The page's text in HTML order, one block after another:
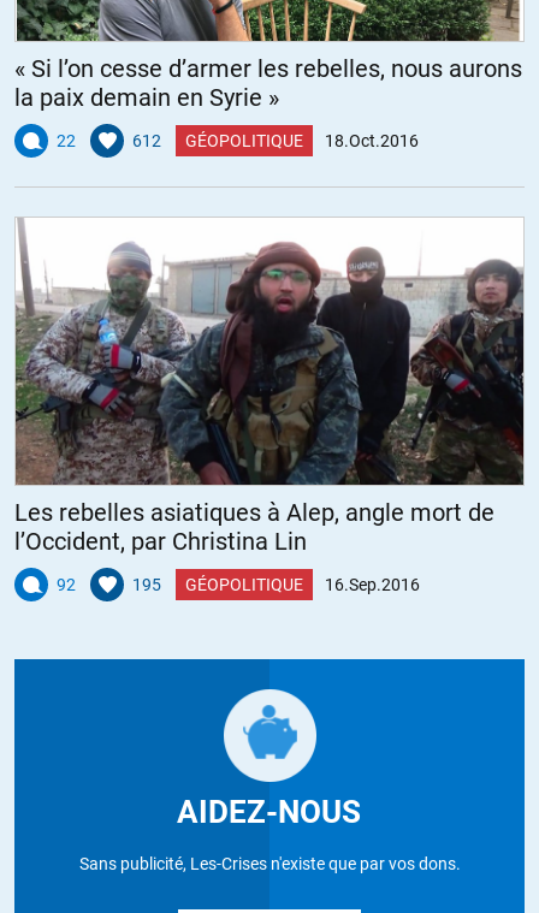
« Si l’on cesse d’armer les rebelles, nous aurons
la paix demain en Syrie »
22 612 GÉOPOLITIQUE 18.Oct.2016
Les rebelles asiatiques à Alep, angle mort de
l’Occident, par Christina Lin
92 195 GÉOPOLITIQUE 16.Sep.2016
AIDEZ-NOUS
Sans publicité, Les-Crises n'existe que par vos dons.